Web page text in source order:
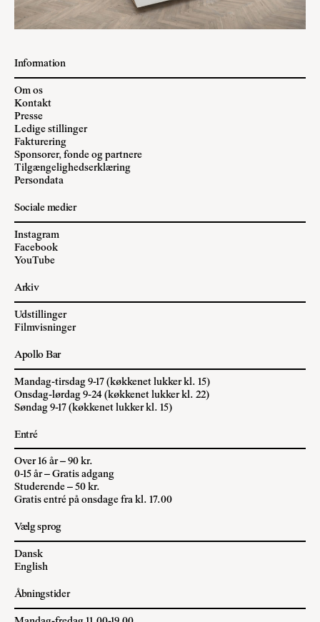
Information
Om os
Kontakt
Presse
Ledige stillinger
Fakturering
Sponsorer, fonde og partnere
Tilgængelighedserklæring
Persondata
Sociale medier
Instagram
Facebook
YouTube
Arkiv
Udstillinger
Filmvisninger
Apollo Bar
Mandag-tirsdag 9-17 (køkkenet lukker kl. 15)
Onsdag-lørdag 9-24 (køkkenet lukker kl. 22)
Søndag 9-17 (køkkenet lukker kl. 15)
Entré
Over 16 år – 90 kr.
0-15 år – Gratis adgang
Studerende – 50 kr.
Gratis entré på onsdage fra kl. 17.00
Vælg sprog
Dansk
English
Åbningstider